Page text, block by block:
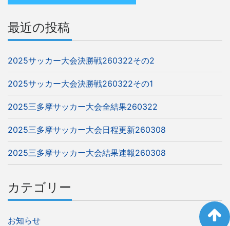
最近の投稿
2025サッカー大会決勝戦260322その2
2025サッカー大会決勝戦260322その1
2025三多摩サッカー大会全結果260322
2025三多摩サッカー大会日程更新260308
2025三多摩サッカー大会結果速報260308
カテゴリー
お知らせ